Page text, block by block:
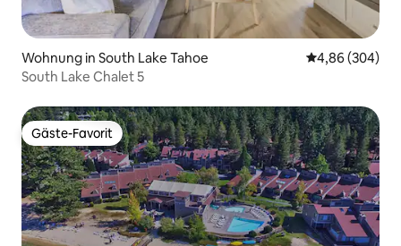
Wohnung in South Lake Tahoe
4,86 (304)
South Lake Chalet 5
Gäste-Favorit
Gäste-Favorit